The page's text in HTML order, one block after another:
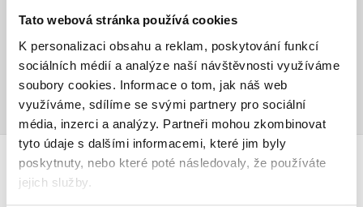
Tato webová stránka používá cookies
K personalizaci obsahu a reklam, poskytování funkcí
sociálních médií a analýze naší návštěvnosti využíváme
soubory cookies. Informace o tom, jak náš web
využíváme, sdílíme se svými partnery pro sociální
média, inzerci a analýzy. Partneři mohou zkombinovat
tyto údaje s dalšími informacemi, které jim byly
poskytnuty, nebo které poté následovaly, že používáte
jejich služby.
Vaše hodnocení
Uživatelskou recenzi mohou vkládat pouze registrovaní uživatelé
Přihlásit
AUTOR KNIHY